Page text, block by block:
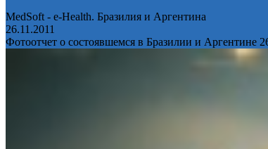
MedSoft - e-Health. Бразилия и Аргентина
26.11.2011
Фотоотчет о состоявшемся в Бразилии и Аргентине